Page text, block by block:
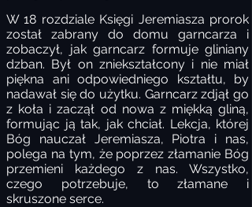
W 18 rozdziale Księgi Jeremiasza prorok
został zabrany do domu garncarza i
zobaczył, jak garncarz formuje gliniany
dzban. Był on zniekształcony i nie miał
piękna ani odpowiedniego kształtu, by
nadawał się do użytku. Garncarz zdjął go
z koła i zaczął od nowa z miękką gliną,
formując ją tak, jak chciał. Lekcja, której
Bóg nauczał Jeremiasza, Piotra i nas,
polega na tym, że poprzez złamanie Bóg
przemieni każdego z nas. Wszystko,
czego potrzebuje, to złamane i
skruszone serce.